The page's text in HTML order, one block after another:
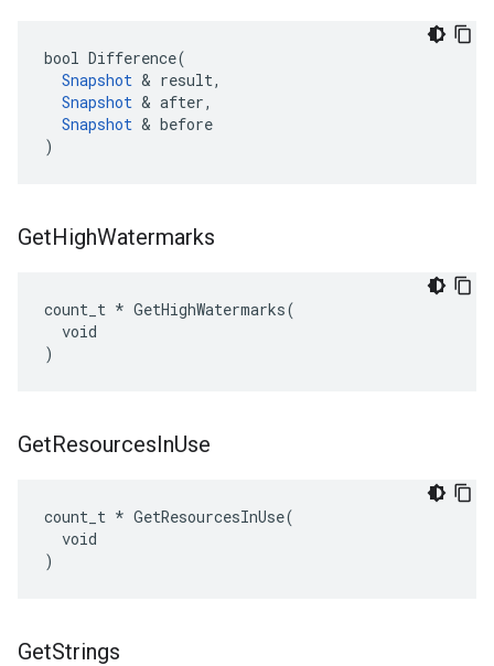
bool Difference(
Snapshot & result,
Snapshot & after,
Snapshot & before
)
GetHighWatermarks
count_t * GetHighWatermarks(
  void
)
GetResourcesInUse
count_t * GetResourcesInUse(
  void
)
GetStrings